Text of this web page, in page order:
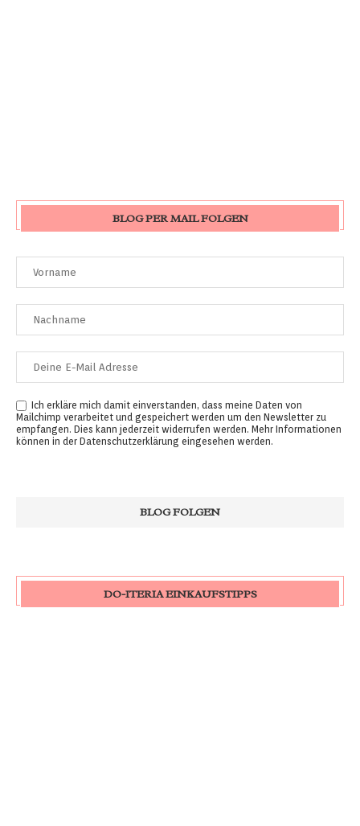
BLOG PER MAIL FOLGEN
Ich erkläre mich damit einverstanden, dass meine Daten von
Mailchimp verarbeitet und gespeichert werden um den Newsletter zu
empfangen. Dies kann jederzeit widerrufen werden. Mehr Informationen
können in der Datenschutzerklärung eingesehen werden.
DO-ITERIA EINKAUFSTIPPS